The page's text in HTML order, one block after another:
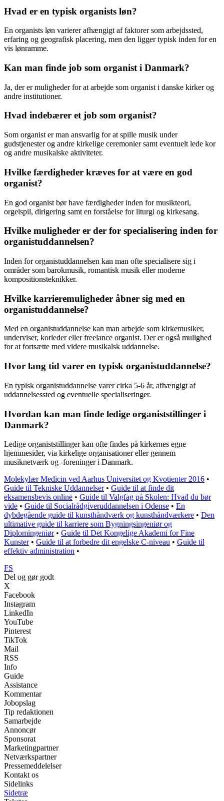
Hvad er en typisk organists løn?
En organists løn varierer afhængigt af faktorer som arbejdssted,
erfaring og geografisk placering, men den ligger typisk inden for en
vis lønramme.
Kan man finde job som organist i Danmark?
Ja, der er muligheder for at arbejde som organist i danske kirker og
andre institutioner.
Hvad indebærer et job som organist?
Som organist er man ansvarlig for at spille musik under
gudstjenester og andre kirkelige ceremonier samt eventuelt lede kor
og andre musikalske aktiviteter.
Hvilke færdigheder kræves for at være en god
organist?
En god organist bør have færdigheder inden for musikteori,
orgelspil, dirigering samt en forståelse for liturgi og kirkesang.
Hvilke muligheder er der for specialisering inden for
organistuddannelsen?
Inden for organistuddannelsen kan man ofte specialisere sig i
områder som barokmusik, romantisk musik eller moderne
kompositionsteknikker.
Hvilke karrieremuligheder åbner sig med en
organistuddannelse?
Med en organistuddannelse kan man arbejde som kirkemusiker,
underviser, korleder eller freelance organist. Der er også mulighed
for at fortsætte med videre musikalsk uddannelse.
Hvor lang tid varer en typisk organistuddannelse?
En typisk organistuddannelse varer cirka 5-6 år, afhængigt af
uddannelsessted og eventuelle specialiseringer.
Hvordan kan man finde ledige organiststillinger i
Danmark?
Ledige organiststillinger kan ofte findes på kirkernes egne
hjemmesider, via kirkelige organisationer eller gennem
musiknetværk og -foreninger i Danmark.
Molekylær Medicin ved Aarhus Universitet og Kvotienter 2016 •
Guide til Tekniske Uddannelser• Guide til at finde dit
eksamensbevis online • Guide til Valgfag på Skolen: Hvad du bør
vide • Guide til Socialrådgiveruddannelsen i Odense • En
dybdegående guide til kunsthåndværk og kunsthåndværkere • Den
ultimative guide til karriere som Bygningsingeniør og
Diplomingeniør• Guide til Det Kongelige Akademi for Fine
Kunster• Guide til at forbedre dit engelske C-niveau • Guide til
effektiv administration •
FS
Del og gør godt
X
Facebook
Instagram
LinkedIn
YouTube
Pinterest
TikTok
Mail
RSS
Info
Guide
Assistance
Kommentar
Jobopslag
Tip redaktionen
Samarbejde
Annoncør
Sponsorat
Marketingpartner
Netværkspartner
Pressemeddelelser
Kontakt os
Sidelinks
Sidetræ